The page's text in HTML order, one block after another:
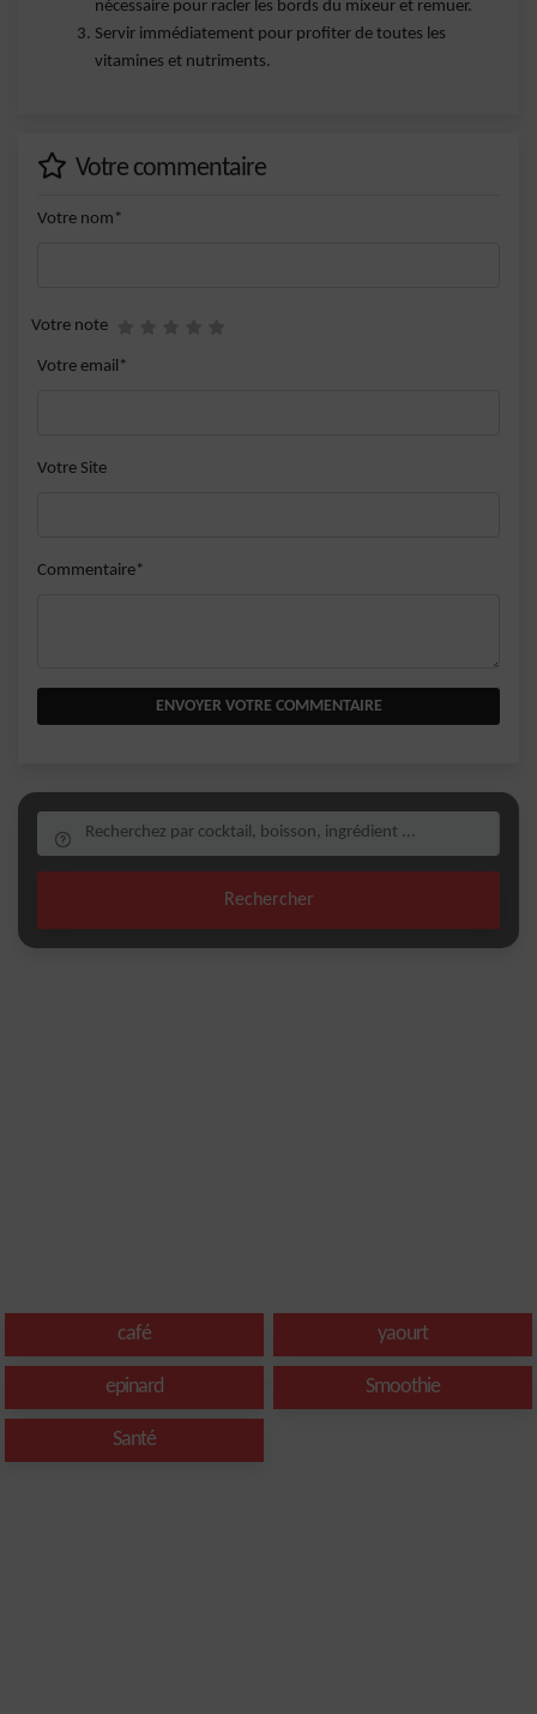
nécessaire pour racler les bords du mixeur et remuer.
Servir immédiatement pour profiter de toutes les
vitamines et nutriments.
Votre commentaire
Votre nom*
Votre note
Votre email*
Votre Site
Commentaire*
ENVOYER VOTRE COMMENTAIRE
Rechercher
café yaourt
epinard Smoothie
Santé